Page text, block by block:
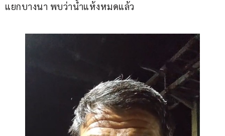
แยกบางนา พบว่าน้ำแห้งหมดแล้ว